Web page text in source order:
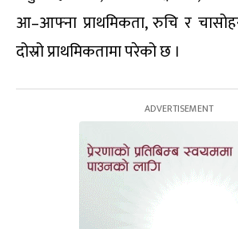
आ–आफ्ना प्राथमिकता, रुचि र
दोस्रो प्राथमिकतामा परेको छ ।